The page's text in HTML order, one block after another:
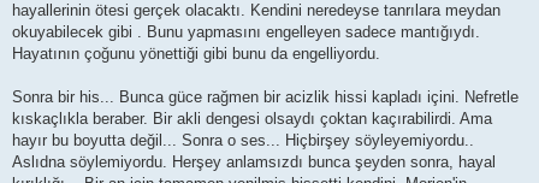
hayallerinin ötesi gerçek olacaktı. Kendini neredeyse tanrılara meydan
okuyabilecek gibi . Bunu yapmasını engelleyen sadece mantığıydı.
Hayatının çoğunu yönettiği gibi bunu da engelliyordu.
Sonra bir his... Bunca güce rağmen bir acizlik hissi kapladı içini. Nefretle
kıskaçlıkla beraber. Bir akli dengesi olsaydı çoktan kaçırabilirdi. Ama
hayır bu boyutta değil... Sonra o ses... Hiçbirşey söyleyemiyordu..
Aslıdna söylemiyordu. Herşey anlamsızdı bunca şeyden sonra, hayal